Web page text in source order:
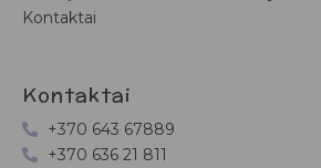
Kontaktai
Kontaktai
+370 643 67889
+370 636 21 811